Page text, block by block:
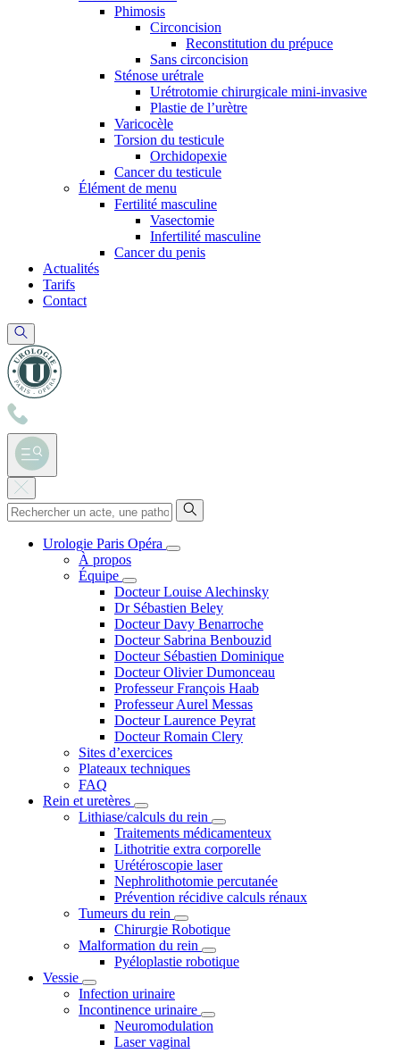
Phimosis
Circoncision
Reconstitution du prépuce
Sans circoncision
Sténose urétrale
Urétrotomie chirurgicale mini-invasive
Plastie de l’urètre
Varicocèle
Torsion du testicule
Orchidopexie
Cancer du testicule
Élément de menu
Fertilité masculine
Vasectomie
Infertilité masculine
Cancer du penis
Actualités
Tarifs
Contact
Urologie Paris Opéra
À propos
Équipe
Docteur Louise Alechinsky
Dr Sébastien Beley
Docteur Davy Benarroche
Docteur Sabrina Benbouzid
Docteur Sébastien Dominique
Docteur Olivier Dumonceau
Professeur François Haab
Professeur Aurel Messas
Docteur Laurence Peyrat
Docteur Romain Clery
Sites d’exercices
Plateaux techniques
FAQ
Rein et uretères
Lithiase/calculs du rein
Traitements médicamenteux
Lithotritie extra corporelle
Urétéroscopie laser
Nephrolithotomie percutanée
Prévention récidive calculs rénaux
Tumeurs du rein
Chirurgie Robotique
Malformation du rein
Pyéloplastie robotique
Vessie
Infection urinaire
Incontinence urinaire
Neuromodulation
Laser vaginal